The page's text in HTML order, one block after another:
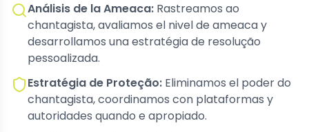
Análisis de la Ameaca: Rastreamos ao
chantagista, avaliamos el nivel de ameaca y
desarrollamos una estratégia de resolução
pessoalizada.
Estratégia de Proteção: Eliminamos el poder do
chantagista, coordinamos con plataformas y
autoridades quando e apropiado.